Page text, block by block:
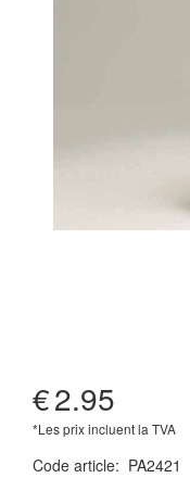
€2.95
*Les prix incluent la TVA
Code article: PA2421